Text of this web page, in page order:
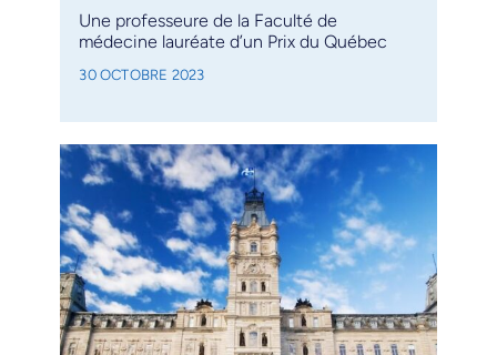
Une professeure de la Faculté de
médecine lauréate d’un Prix du Québec
30 OCTOBRE 2023